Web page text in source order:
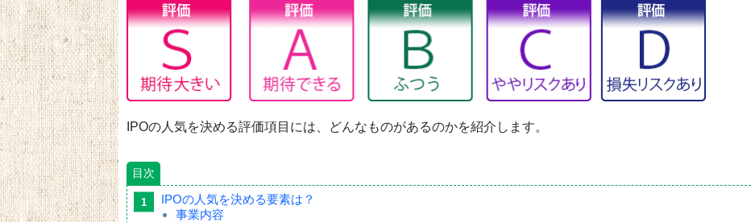
IPOの人気を決める評価項目には、どんなものがあるのかを紹介します。
目次
IPOの人気を決める要素は？
事業内容